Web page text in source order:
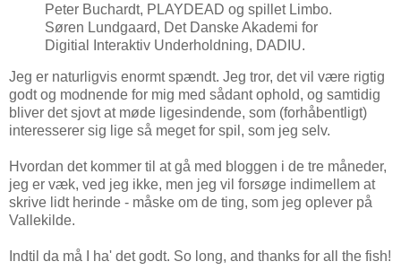
Peter Buchardt, PLAYDEAD og spillet Limbo.
Søren Lundgaard, Det Danske Akademi for
Digitial Interaktiv Underholdning, DADIU.
Jeg er naturligvis enormt spændt. Jeg tror, det vil være rigtig
godt og modnende for mig med sådant ophold, og samtidig
bliver det sjovt at møde ligesindende, som (forhåbentligt)
interesserer sig lige så meget for spil, som jeg selv.
Hvordan det kommer til at gå med bloggen i de tre måneder,
jeg er væk, ved jeg ikke, men jeg vil forsøge indimellem at
skrive lidt herinde - måske om de ting, som jeg oplever på
Vallekilde.
Indtil da må I ha' det godt. So long, and thanks for all the fish!